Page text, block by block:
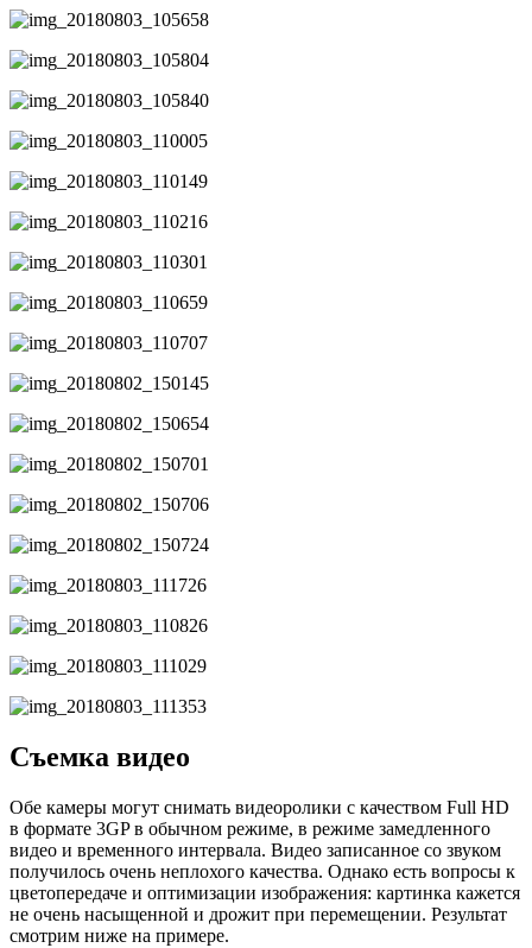
Съемка видео
Обе камеры могут снимать видеоролики с качеством Full HD
в формате 3GP в обычном режиме, в режиме замедленного
видео и временного интервала. Видео записанное со звуком
получилось очень неплохого качества. Однако есть вопросы к
цветопередаче и оптимизации изображения: картинка кажется
не очень насыщенной и дрожит при перемещении. Результат
смотрим ниже на примере.